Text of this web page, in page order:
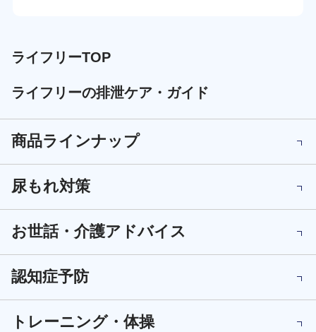
ライフリーTOP
ライフリーの排泄ケア・ガイド
商品ラインナップ
尿もれ対策
お世話・介護アドバイス
認知症予防
トレーニング・体操